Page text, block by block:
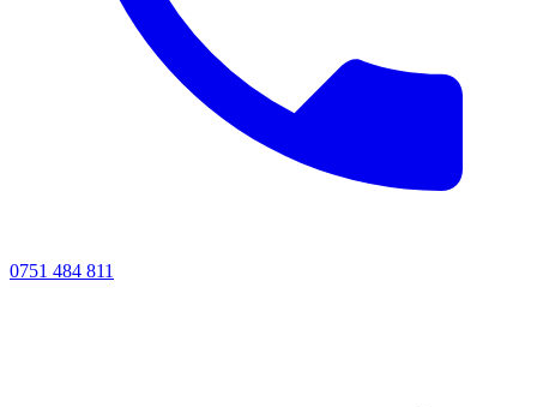
0751 484 811